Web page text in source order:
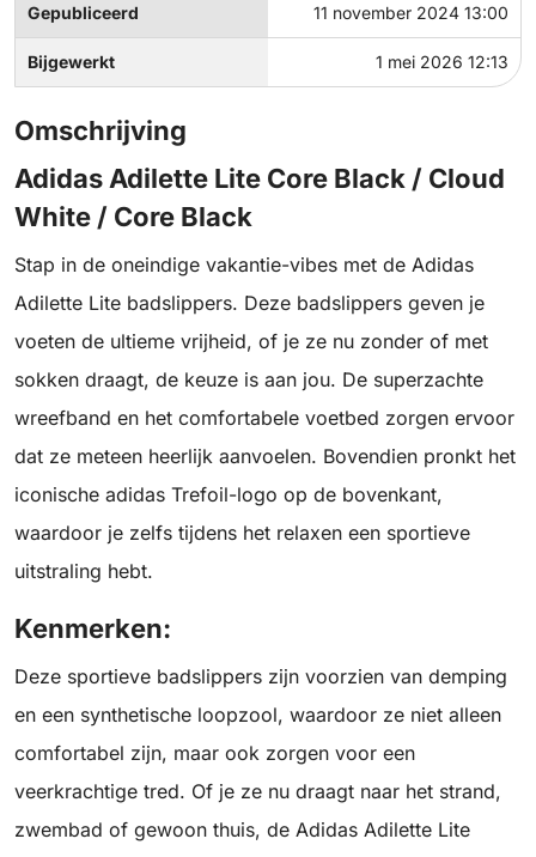
Gepubliceerd 11 november 2024 13:00
Bijgewerkt 1 mei 2026 12:13
Omschrijving
Adidas Adilette Lite Core Black / Cloud
White / Core Black
Stap in de oneindige vakantie-vibes met de Adidas
Adilette Lite badslippers. Deze badslippers geven je
voeten de ultieme vrijheid, of je ze nu zonder of met
sokken draagt, de keuze is aan jou. De superzachte
wreefband en het comfortabele voetbed zorgen ervoor
dat ze meteen heerlijk aanvoelen. Bovendien pronkt het
iconische adidas Trefoil-logo op de bovenkant,
waardoor je zelfs tijdens het relaxen een sportieve
uitstraling hebt.
Kenmerken:
Deze sportieve badslippers zijn voorzien van demping
en een synthetische loopzool, waardoor ze niet alleen
comfortabel zijn, maar ook zorgen voor een
veerkrachtige tred. Of je ze nu draagt naar het strand,
zwembad of gewoon thuis, de Adidas Adilette Lite